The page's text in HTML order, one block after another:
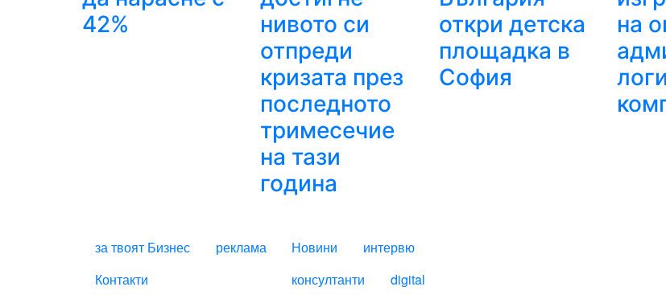
42%
нивото си
отпреди
кризата през
последното
тримесечие
на тази
година
откри детска
площадка в
София
на
за твоят Бизнес
реклама
Контакти
FOOTER_STATII
Новини
интервю
консултанти
digital